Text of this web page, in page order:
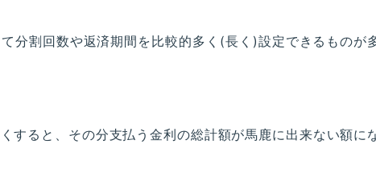
分割回数や返済期間を比較的多く(長く)設定できるものが
すると、その分支払う金利の総計額が馬鹿に出来ない額に